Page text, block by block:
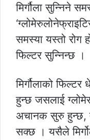
मिर्गौला सुन्निने
समस्या यस्तो रोग
फिल्टर सुन्निन्छ ।
मिर्गौलाको
हुन्छ जसलाई
अचानक सुरु हुन्छ,
सक्छ । यसैले